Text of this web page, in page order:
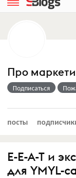
Про
Подписаться
посты
E-E-A-T и
для YMYL-